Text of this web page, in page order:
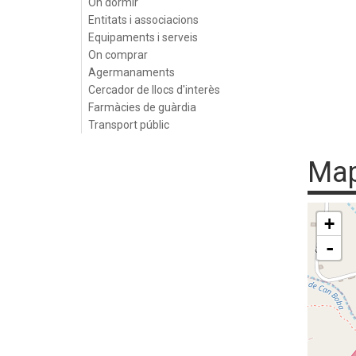
Entitats i associacions
Equipaments i serveis
On comprar
Agermanaments
Cercador de llocs d'interès
Farmàcies de guàrdia
Transport públic
+
-